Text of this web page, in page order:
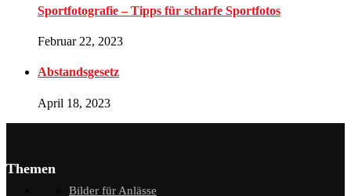
Sportfotografie – Tipps für scharfe Sportfotos
Februar 22, 2023
Abstandsgesetz
April 18, 2023
Themen
Bilder für Anlässe